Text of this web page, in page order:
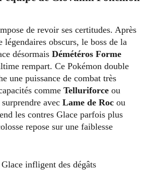
de revoir ses certitudes. Après
légendaires obscurs, le boss de la
désormais Démétéros Forme
rempart. Ce Pokémon double
une puissance de combat très
comme Telluriforce ou
avec Lame de Roc ou
les contres Glace parfois plus
repose sur une faiblesse
infligent des dégâts